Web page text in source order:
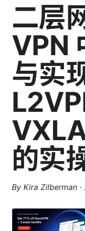
二层
VPN
与实
的实
By Kira Zilberman ·